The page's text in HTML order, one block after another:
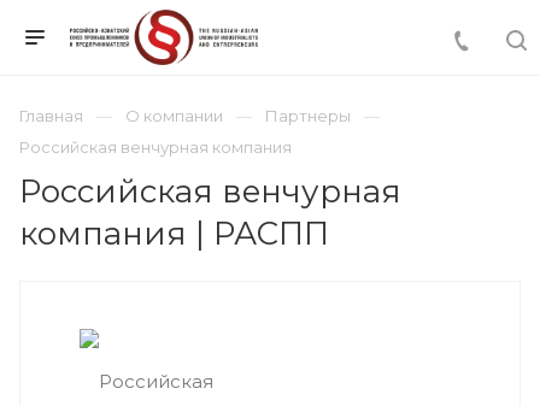
Главная О компании
Партнеры
Российская венчурная компания
Российская венчурная
компания | РАСПП